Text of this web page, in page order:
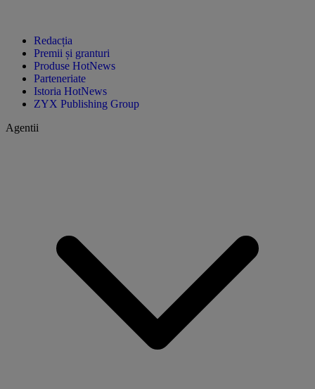
Redacția
Premii și granturi
Produse HotNews
Parteneriate
Istoria HotNews
ZYX Publishing Group
Agentii